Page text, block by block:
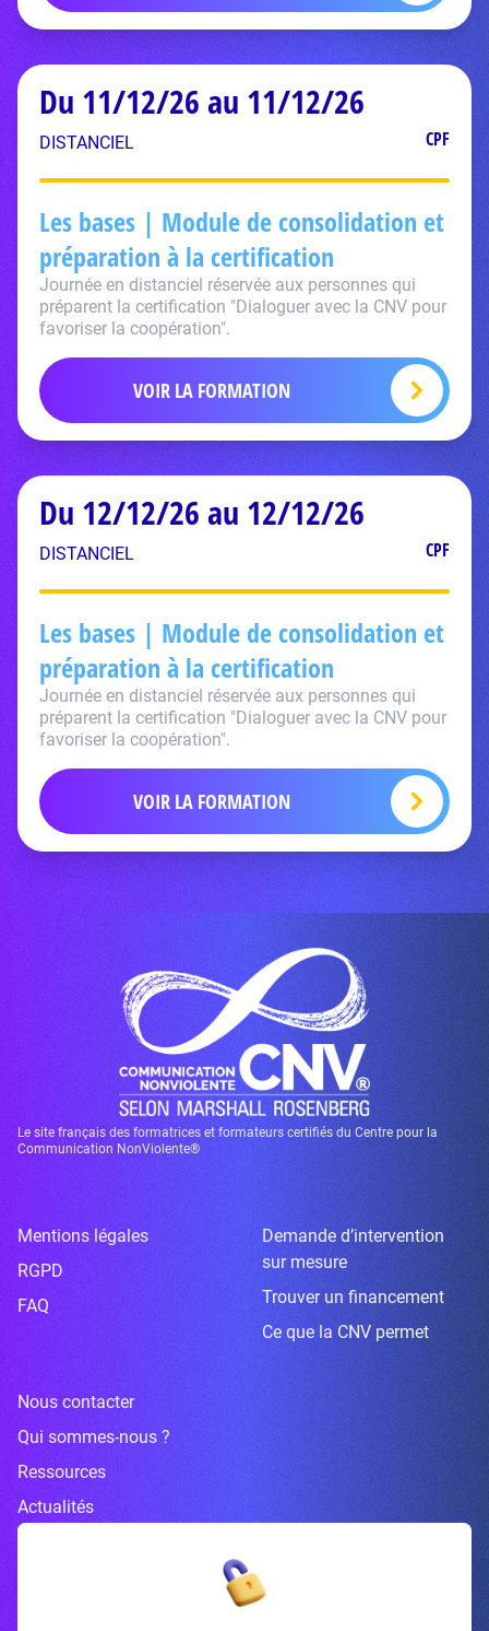
Du 11/12/26 au 11/12/26
DISTANCIEL CPF
Les bases | Module de consolidation et
préparation à la certification
Journée en distanciel réservée aux personnes qui
préparent la certification "Dialoguer avec la CNV pour
favoriser la coopération".
VOIR LA FORMATION
Du 12/12/26 au 12/12/26
DISTANCIEL CPF
Les bases | Module de consolidation et
préparation à la certification
Journée en distanciel réservée aux personnes qui
préparent la certification "Dialoguer avec la CNV pour
favoriser la coopération".
VOIR LA FORMATION
Le site français des formatrices et formateurs certifiés du Centre pour la
Communication NonViolente®
Mentions légales
RGPD
FAQ
Demande d’intervention
sur mesure
Trouver un financement
Ce que la CNV permet
Nous contacter
Qui sommes-nous ?
Ressources
Actualités
Inscrivez-vous à la newsletter